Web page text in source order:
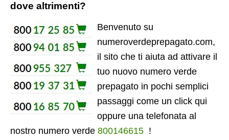
dove altrimenti?
Benvenuto su
numeroverdeprepagato.com,
il sito che ti aiuta ad attivare il
tuo nuovo numero verde
prepagato in pochi semplici
passaggi come un click qui
oppure una telefonata al
nostro numero verde 800146615 !